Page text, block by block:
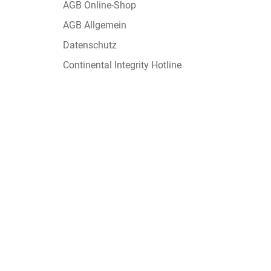
AGB Online-Shop
AGB Allgemein
Datenschutz
Continental Integrity Hotline